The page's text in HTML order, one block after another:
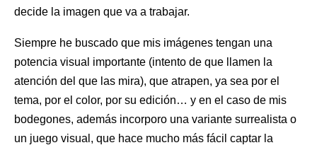
decide la imagen que va a trabajar.
Siempre he buscado que mis imágenes tengan una
potencia visual importante (intento de que llamen la
atención del que las mira), que atrapen, ya sea por el
tema, por el color, por su edición… y en el caso de mis
bodegones, además incorporo una variante surrealista o
un juego visual, que hace mucho más fácil captar la